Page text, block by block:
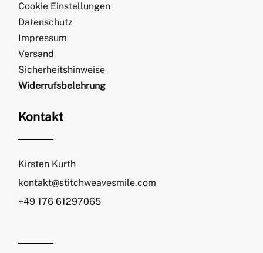
Cookie Einstellungen
Datenschutz
Impressum
Versand
Sicherheitshinweise
Widerrufsbelehrung
Kontakt
Kirsten Kurth
kontakt@stitchweavesmile.com
+49 176 61297065